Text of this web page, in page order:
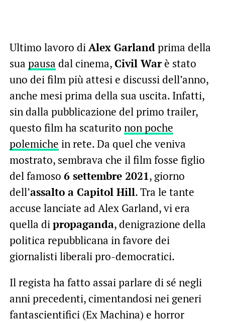
Ultimo lavoro diAlex Garlandprima della
sua pausa dal cinema,Civil Warè stato
uno dei film più attesi e discussi dell’anno,
anche mesi prima della sua uscita. Infatti,
sin dalla pubblicazione del primo trailer,
questo film ha scaturito non poche
polemiche in rete. Da quel che veniva
mostrato, sembrava che il film fosse figlio
del famoso 6 settembre 2021, giorno
dell’assalto a Capitol Hill. Tra le tante
accuse lanciate ad Alex Garland, vi era
quella dipropaganda, denigrazione della
politica repubblicana in favore dei
giornalisti liberali pro-democratici.
Il regista ha fatto assai parlare di sé negli
anni precedenti, cimentandosi nei generi
fantascientifici (Ex Machina) e horror